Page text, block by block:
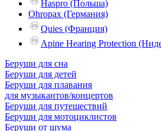
Haspro (Польша)
Ohropax (Германия)
Quies (Франция)
Apine Hearing Protection
Беруши для сна
Беруши для детей
Беруши для плавания
для музыкантов/концертов
Беруши для путешествий
Беруши для мотоциклистов
Беруши от шума